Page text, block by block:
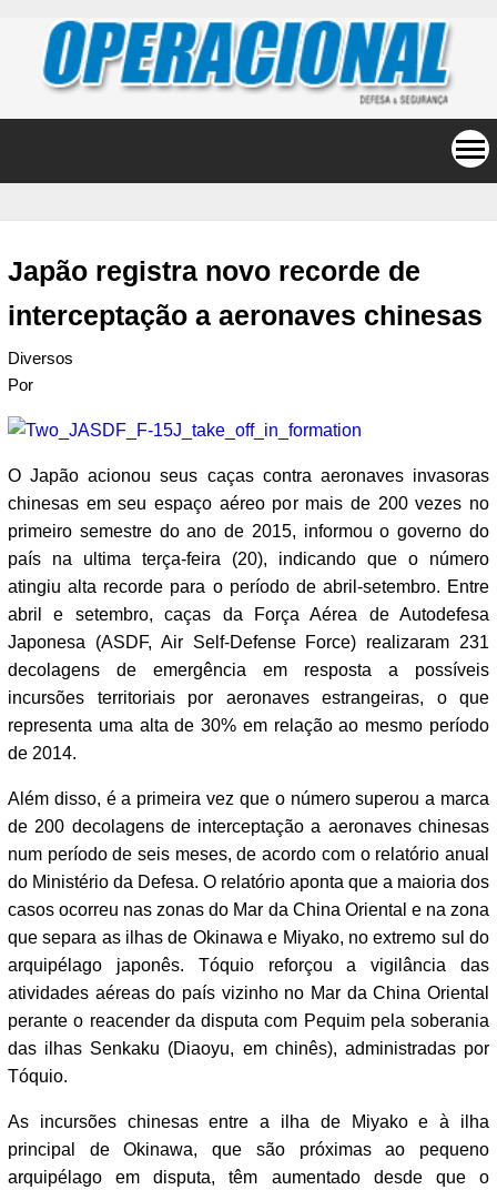
Japão registra novo recorde de
interceptação a aeronaves chinesas
Diversos
Por
O Japão acionou seus caças contra aeronaves invasoras
chinesas em seu espaço aéreo por mais de 200 vezes no
primeiro semestre do ano de 2015, informou o governo do
país na ultima terça-feira (20), indicando que o número
atingiu alta recorde para o período de abril-setembro. Entre
abril e setembro, caças da Força Aérea de Autodefesa
Japonesa (ASDF, Air Self-Defense Force) realizaram 231
decolagens de emergência em resposta a possíveis
incursões territoriais por aeronaves estrangeiras, o que
representa uma alta de 30% em relação ao mesmo período
de 2014.
Além disso, é a primeira vez que o número superou a marca
de 200 decolagens de interceptação a aeronaves chinesas
num período de seis meses, de acordo com o relatório anual
do Ministério da Defesa. O relatório aponta que a maioria dos
casos ocorreu nas zonas do Mar da China Oriental e na zona
que separa as ilhas de Okinawa e Miyako, no extremo sul do
arquipélago japonês. Tóquio reforçou a vigilância das
atividades aéreas do país vizinho no Mar da China Oriental
perante o reacender da disputa com Pequim pela soberania
das ilhas Senkaku (Diaoyu, em chinês), administradas por
Tóquio.
As incursões chinesas entre a ilha de Miyako e à ilha
principal de Okinawa, que são próximas ao pequeno
arquipélago em disputa, têm aumentado desde que o